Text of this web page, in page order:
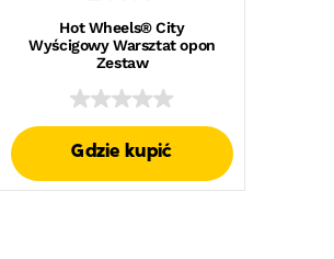
Hot Wheels® City
Wyścigowy Warsztat opon
Zestaw
Gdzie kupić